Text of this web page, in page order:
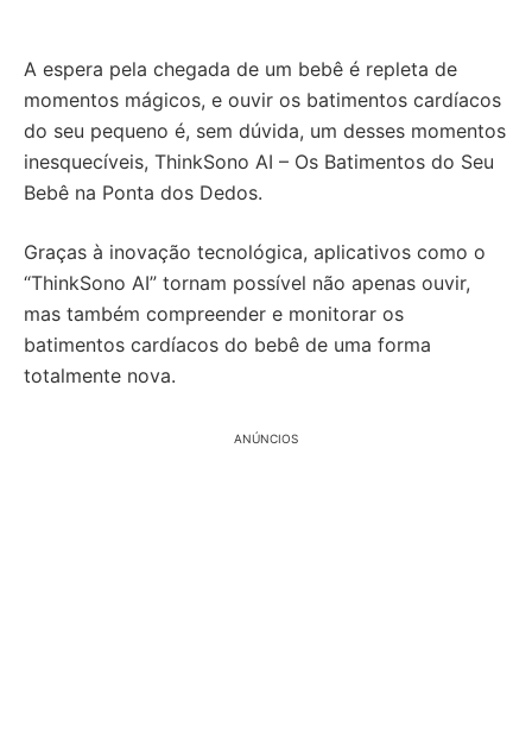
A espera pela chegada de um bebê é repleta de
momentos mágicos, e ouvir os batimentos cardíacos
do seu pequeno é, sem dúvida, um desses momentos
inesquecíveis, ThinkSono AI – Os Batimentos do Seu
Bebê na Ponta dos Dedos.
Graças à inovação tecnológica, aplicativos como o
“ThinkSono AI” tornam possível não apenas ouvir,
mas também compreender e monitorar os
batimentos cardíacos do bebê de uma forma
totalmente nova.
ANÚNCIOS